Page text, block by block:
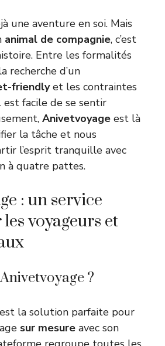
une aventure en soi. Mais
animal de compagnie, c’est
Entre les formalités
recherche d’un
friendlyet les contraintes
facile de se sentir
Anivetvoyage est là
la tâche et nous
l’esprit tranquille avec
à quatre pattes.
: un service
voyageurs et
?
la solution parfaite pour
sur mesure avec son